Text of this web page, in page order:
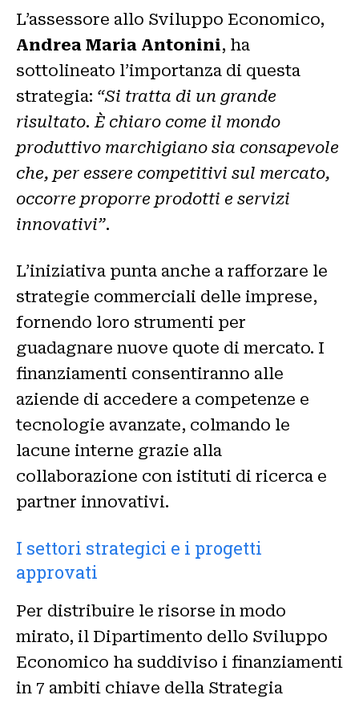
L’assessore allo Sviluppo Economico,
Andrea Maria Antonini, ha
sottolineato l’importanza di questa
strategia: “Si tratta di un grande
risultato. È chiaro come il mondo
produttivo marchigiano sia consapevole
che, per essere competitivi sul mercato,
occorre proporre prodotti e servizi
innovativi”.
L’iniziativa punta anche a rafforzare le
strategie commerciali delle imprese,
fornendo loro strumenti per
guadagnare nuove quote di mercato. I
finanziamenti consentiranno alle
aziende di accedere a competenze e
tecnologie avanzate, colmando le
lacune interne grazie alla
collaborazione con istituti di ricerca e
partner innovativi.
I settori strategici e i progetti
approvati
Per distribuire le risorse in modo
mirato, il Dipartimento dello Sviluppo
Economico ha suddiviso i finanziamenti
in 7 ambiti chiave della Strategia